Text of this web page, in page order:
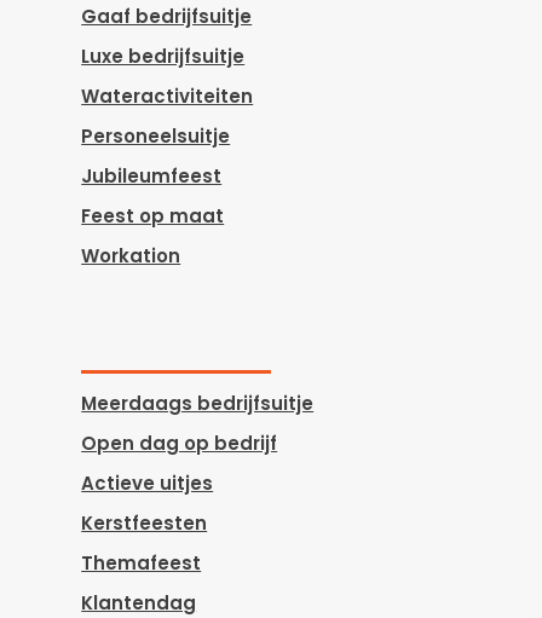
Gaaf bedrijfsuitje
Luxe bedrijfsuitje
Wateractiviteiten
Personeelsuitje
Jubileumfeest
Feest op maat
Workation
Meerdaags bedrijfsuitje
Open dag op bedrijf
Actieve uitjes
Kerstfeesten
Themafeest
Klantendag